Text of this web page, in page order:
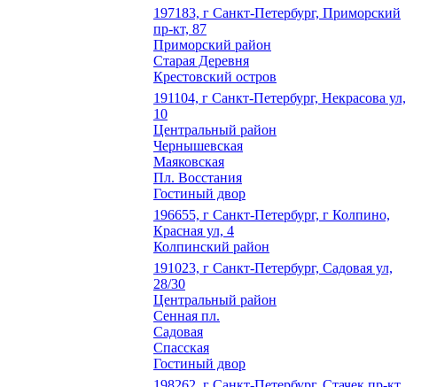
197183, г Санкт-Петербург, Приморский
пр-кт, 87
Приморский район
Старая Деревня
Крестовский остров
191104, г Санкт-Петербург, Некрасова ул,
10
Центральный район
Чернышевская
Маяковская
Пл. Восстания
Гостиный двор
196655, г Санкт-Петербург, г Колпино,
Красная ул, 4
Колпинский район
191023, г Санкт-Петербург, Садовая ул,
28/30
Центральный район
Сенная пл.
Садовая
Спасская
Гостиный двор